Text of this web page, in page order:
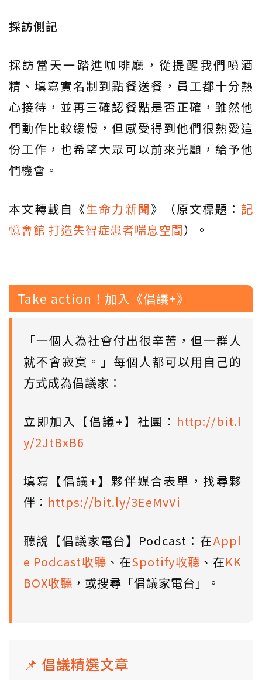
採訪側記
採訪當天一踏進咖啡廳，從提醒我們噴酒
精、填寫實名制到點餐送餐，員工都十分熱
心接待，並再三確認餐點是否正確，雖然他
們動作比較緩慢，但感受得到他們很熱愛這
份工作，也希望大眾可以前來光顧，給予他
們機會。
本文轉載自《生命力新聞》（原文標題： 記
憶會館 打造失智症患者喘息空間）。
Take action！加入《倡議+》
「一個人為社會付出很辛苦，但一群人
就不會寂寞。」每個人都可以用自己的
方式成為倡議家：
立即加入【倡議+】社團： http://bit.l
y/2JtBxB6
填寫【倡議+】夥伴媒合表單，找尋夥
伴： https://bit.ly/3EeMvVi
聽說【倡議家電台】Podcast：在Appl
e Podcast收聽 、在Spotify收聽 、在KK
BOX收聽 ，或搜尋「倡議家電台」。
📌 倡議精選文章